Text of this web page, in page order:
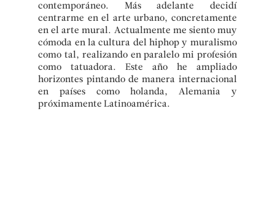
contemporáneo. Más adelante decidí
centrarme en el arte urbano, concretamente
en el arte mural. Actualmente me siento muy
cómoda en la cultura del hiphop y muralismo
como tal, realizando en paralelo mi profesión
como tatuadora. Este año he ampliado
horizontes pintando de manera internacional
en países como holanda, Alemania y
próximamente Latinoamérica.